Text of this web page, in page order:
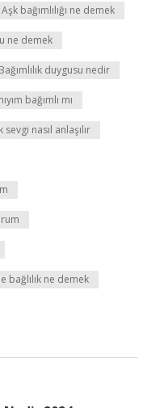
Aşk bağımlılığı ne demek
ne demek
Bağımlılık duygusu nedir
bağımlı mı
sevgi nasıl anlaşılır
bağlılık ne demek